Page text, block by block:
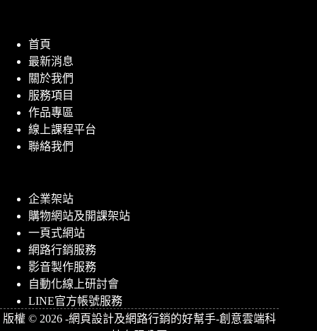
首頁
最新消息
關於我們
服務項目
作品專區
線上課程平台
聯絡我們
企業架站
購物網站及開課架站
一頁式網站
網路行銷服務
影音製作服務
自動化線上研討會
LINE官方帳號服務
版權 © 2026 -網頁設計及網路行銷的好幫手-創意雲端科